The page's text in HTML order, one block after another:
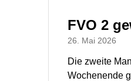
FVO 2
26. Mai 2026
Die zweite
Wochenende